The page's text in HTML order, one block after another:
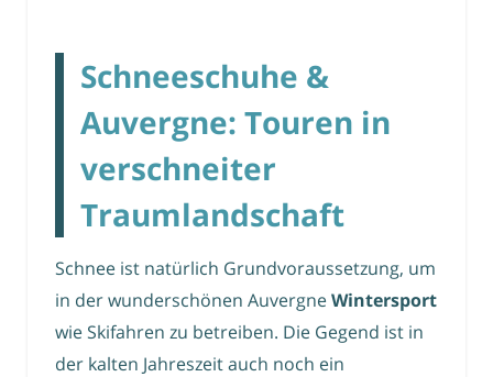
Schneeschuhe &
Auvergne: Touren in
verschneiter
Traumlandschaft
Schnee ist natürlich Grundvoraussetzung, um
in der wunderschönen AuvergneWintersport
wie Skifahren zu betreiben. Die Gegend ist in
der kalten Jahreszeit auch noch ein